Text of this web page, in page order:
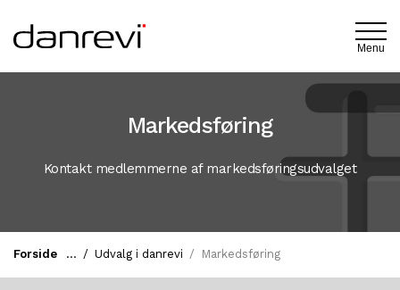
Menu
Markedsføring
Kontakt medlemmerne af markedsføringsudvalget
Forside Udvalg i danrevi Markedsføring